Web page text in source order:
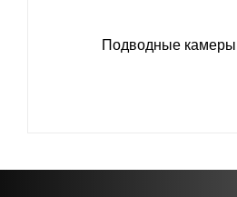
Подводные камеры